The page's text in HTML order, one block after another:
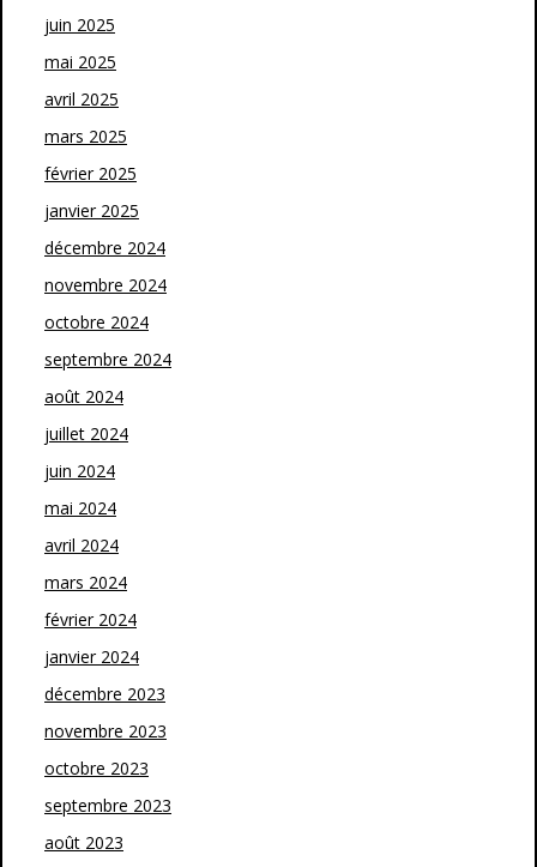
juin 2025
mai 2025
avril 2025
mars 2025
février 2025
janvier 2025
décembre 2024
novembre 2024
octobre 2024
septembre 2024
août 2024
juillet 2024
juin 2024
mai 2024
avril 2024
mars 2024
février 2024
janvier 2024
décembre 2023
novembre 2023
octobre 2023
septembre 2023
août 2023